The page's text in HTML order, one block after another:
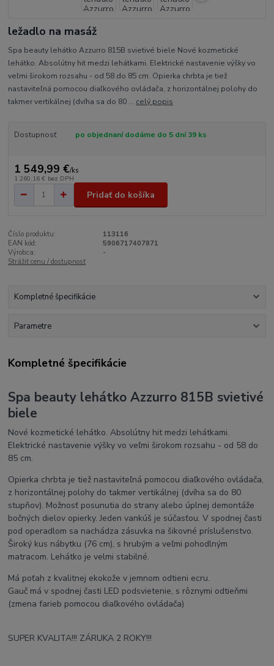
ležadlo na masáž
Spa beauty lehátko Azzurro 815B svietivé biele Nové kozmetické
lehátko. Absolútny hit medzi lehátkami. Elektrické nastavenie výšky vo
veľmi širokom rozsahu - od 58 do 85 cm. Opierka chrbta je tiež
nastaviteľná pomocou diaľkového ovládača, z horizontálnej polohy do
takmer vertikálnej (dvíha sa do 80 ... celý popis
Dostupnosť po objednaní dodáme do 5 dní 39 ks
1 549,99 €/ks
1 260,16 € bez DPH
Pridať do košíka
Číslo produktu:
113116
EAN kód:
5906717407871
Výrobca:
-
Strážiť cenu / dostupnosť
Kompletné špecifikácie
Parametre
Kompletné špecifikácie
Spa beauty lehátko Azzurro 815B svietivé
biele
Nové kozmetické lehátko. Absolútny hit medzi lehátkami.
Elektrické nastavenie výšky vo veľmi širokom rozsahu - od 58 do
85 cm.
Opierka chrbta je tiež nastaviteľná pomocou diaľkového ovládača,
z horizontálnej polohy do takmer vertikálnej (dvíha sa do 80
stupňov). Možnosť posunutia do strany alebo úplnej demontáže
bočných dielov opierky. Jeden vankúš je súčasťou. V spodnej časti
pod operadlom sa nachádza zásuvka na šikovné príslušenstvo.
Široký kus nábytku (76 cm), s hrubým a veľmi pohodlným
matracom. Lehátko je velmi stabilné.
Má poťah z kvalitnej ekokože v jemnom odtieni ecru.
Gauč má v spodnej časti LED podsvietenie, s rôznymi odtieňmi
(zmena farieb pomocou diaľkového ovládača)
SUPER KVALITA!!! ZÁRUKA 2 ROKY!!!